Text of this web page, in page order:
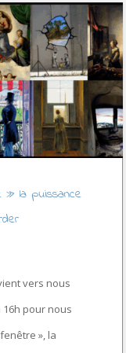
» la puissance
vers nous
16h pour nous
», la